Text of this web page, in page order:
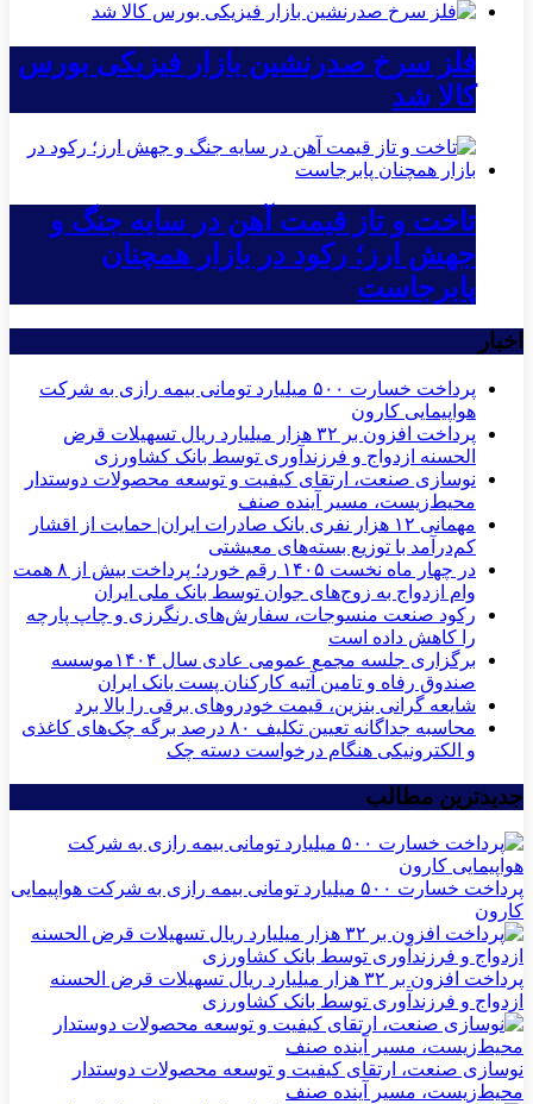
فلز سرخ صدرنشین بازار فیزیکی بورس
کالا شد
تاخت و تاز قیمت آهن در سایه جنگ و
جهش ارز؛ رکود در بازار همچنان
پابرجاست
اخبار
پرداخت خسارت ۵۰۰ میلیارد تومانی بیمه رازی به شرکت
هواپیمایی کارون
پرداخت افزون بر ۳۲ هزار میلیارد ریال تسهیلات قرض
الحسنه ازدواج و فرزندآوری توسط بانک کشاورزی
نوسازی صنعت، ارتقای کیفیت و توسعه محصولات دوستدار
محیط‌زیست، مسیر آینده صنف
مهمانی ۱۲ هزار نفری بانک صادرات ایران| حمایت از اقشار
کم‌درآمد با توزیع بسته‌های معیشتی
در چهار ماه نخست ۱۴۰۵ رقم خورد؛ پرداخت بیش از ۸ همت
وام ازدواج به زوج‌های جوان توسط بانک ملی ایران
رکود صنعت منسوجات، سفارش‌های رنگرزی و چاپ پارچه
را کاهش داده است
برگزاری جلسه مجمع عمومی عادی سال ۱۴۰۴موسسه
صندوق رفاه و تامین آتیه کارکنان پست بانک ایران
شایعه گرانی بنزین، قیمت خودروهای برقی را بالا برد
محاسبه جداگانه تعیین تکلیف ۸۰ درصد برگه چک‌های کاغذی
و الکترونیکی هنگام درخواست دسته چک
جدیدترین مطالب
پرداخت خسارت ۵۰۰ میلیارد تومانی بیمه رازی به شرکت هواپیمایی
کارون
پرداخت افزون بر ۳۲ هزار میلیارد ریال تسهیلات قرض الحسنه
ازدواج و فرزندآوری توسط بانک کشاورزی
نوسازی صنعت، ارتقای کیفیت و توسعه محصولات دوستدار
محیط‌زیست، مسیر آینده صنف